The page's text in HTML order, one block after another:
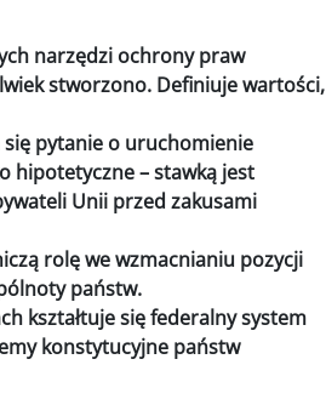
narzędzi ochrony praw
stworzono. Definiuje wartości,
się pytanie o uruchomienie
hipotetyczne – stawką jest
Unii przed zakusami
rolę we wzmacnianiu pozycji
państw.
kształtuje się federalny system
konstytucyjne państw